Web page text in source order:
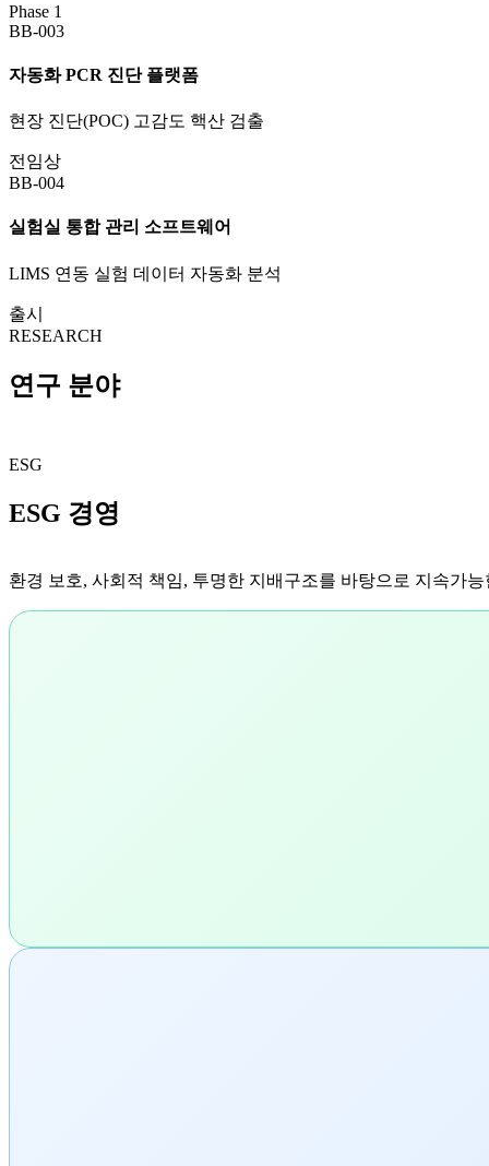
Phase 1
BB-003
자동화 PCR 진단 플랫폼
현장 진단(POC) 고감도 핵산 검출
전임상
BB-004
실험실 통합 관리 소프트웨어
LIMS 연동 실험 데이터 자동화 분석
출시
RESEARCH
연구 분야
ESG
ESG 경영
환경 보호, 사회적 책임, 투명한 지배구조를 바탕으로 지속가